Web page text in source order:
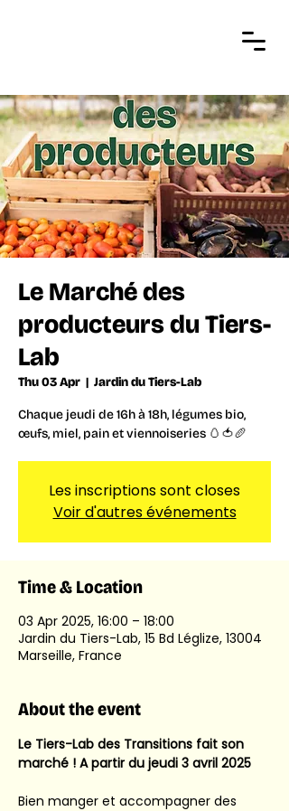
Le Marché des
producteurs du Tiers-
Lab
Thu 03 Apr
  |
Jardin du Tiers-Lab
Chaque jeudi de 16h à 18h, légumes bio,
œufs, miel, pain et viennoiseries 🥚🍅🥖
Les inscriptions sont closes
Voir d'autres événements
Time & Location
03 Apr 2025, 16:00 – 18:00
Jardin du Tiers-Lab, 15 Bd Léglize, 13004
Marseille, France
About the event
Le Tiers-Lab des Transitions fait son
marché ! A partir du jeudi 3 avril 2025
Bien manger et accompagner des